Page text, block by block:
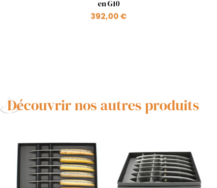
en G10
392,00 €
Découvrir nos autres produits